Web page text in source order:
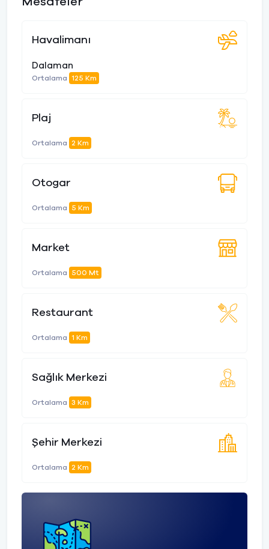
Havalimanı
Dalaman
Ortalama 125 Km
Plaj
Ortalama 2 Km
Otogar
Ortalama 5 Km
Market
Ortalama 500 Mt
Restaurant
Ortalama 1 Km
Sağlık Merkezi
Ortalama 3 Km
Şehir Merkezi
Ortalama 2 Km